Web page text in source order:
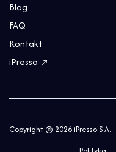
Blog
FAQ
Kontakt
iPresso ↗
Copyright © 2026 iPresso S.A.